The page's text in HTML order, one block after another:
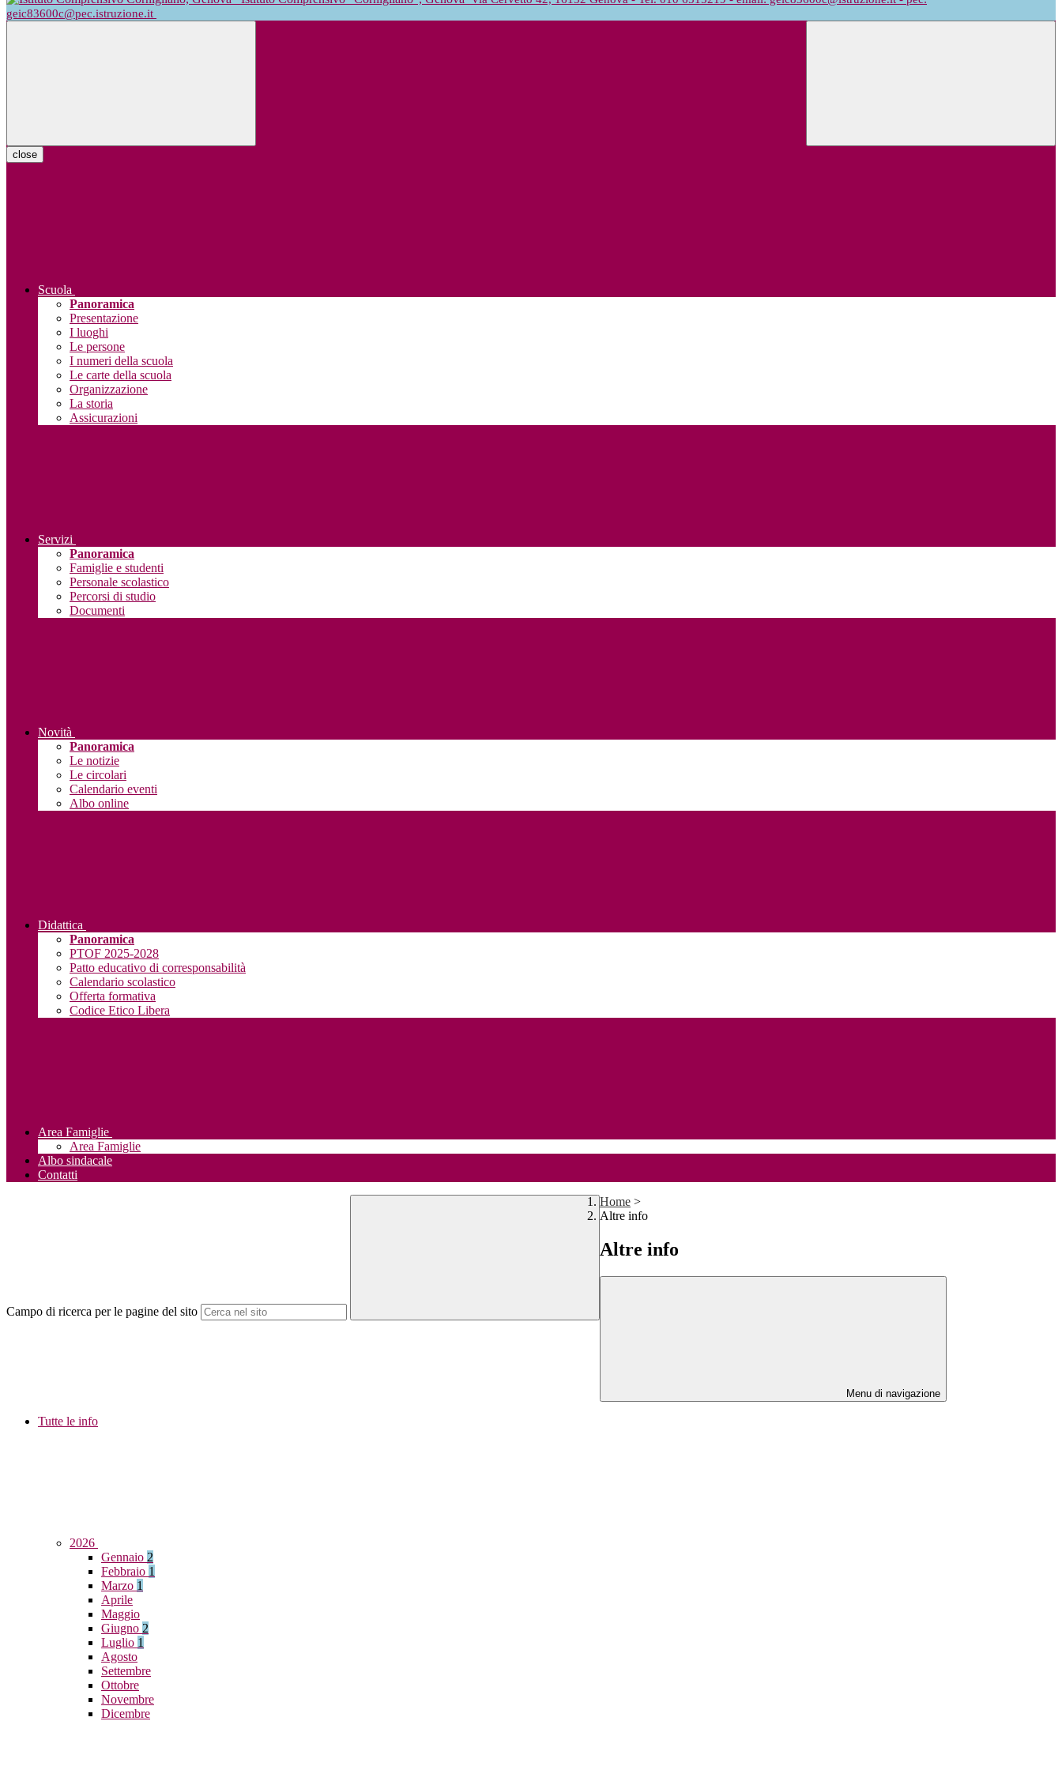
geic83600c@pec.istruzione.it
close
Scuola
Panoramica
Presentazione
I luoghi
Le persone
I numeri della scuola
Le carte della scuola
Organizzazione
La storia
Assicurazioni
Servizi
Panoramica
Famiglie e studenti
Personale scolastico
Percorsi di studio
Documenti
Novità
Panoramica
Le notizie
Le circolari
Calendario eventi
Albo online
Didattica
Panoramica
PTOF 2025-2028
Patto educativo di corresponsabilità
Calendario scolastico
Offerta formativa
Codice Etico Libera
Area Famiglie
Area Famiglie
Albo sindacale
Contatti
Campo di ricerca per le pagine del sito
Home >
Altre info
Altre info
Menu di navigazione
Tutte le info
2026
Gennaio 2
Febbraio 1
Marzo 1
Aprile
Maggio
Giugno 2
Luglio 1
Agosto
Settembre
Ottobre
Novembre
Dicembre